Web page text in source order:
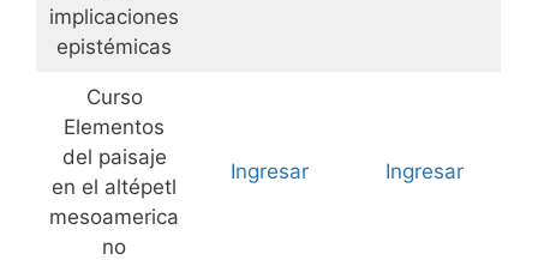
implicaciones
epistémicas
Curso
Elementos
del paisaje
en el altépetl
mesoamerica
no
Ingresar Ingresar